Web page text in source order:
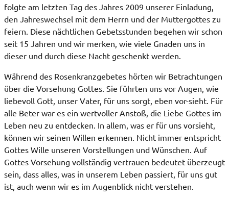
folgte am letzten Tag des Jahres 2009 unserer Einladung,
den Jahreswechsel mit dem Herrn und der Muttergottes zu
feiern. Diese nächtlichen Gebetsstunden begehen wir schon
seit 15 Jahren und wir merken, wie viele Gnaden uns in
dieser und durch diese Nacht geschenkt werden.
Während des Rosenkranzgebetes hörten wir Betrachtungen
über die Vorsehung Gottes. Sie führten uns vor Augen, wie
liebevoll Gott, unser Vater, für uns sorgt, eben vor-sieht. Für
alle Beter war es ein wertvoller Anstoß, die Liebe Gottes im
Leben neu zu entdecken. In allem, was er für uns vorsieht,
können wir seinen Willen erkennen. Nicht immer entspricht
Gottes Wille unseren Vorstellungen und Wünschen. Auf
Gottes Vorsehung vollständig vertrauen bedeutet überzeugt
sein, dass alles, was in unserem Leben passiert, für uns gut
ist, auch wenn wir es im Augenblick nicht verstehen.